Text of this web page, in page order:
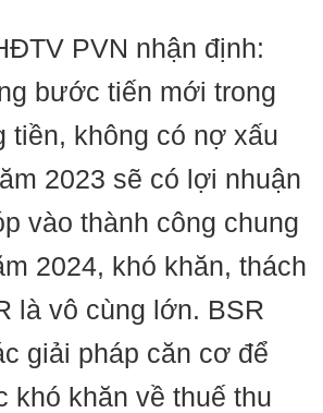
PVN nhận định:
bước tiến mới trong
tiền, không có nợ xấu
2023 sẽ có lợi nhuận
vào thành công chung
2024, khó khăn, thách
là vô cùng lớn. BSR
giải pháp căn cơ để
khó khăn về thuế thu